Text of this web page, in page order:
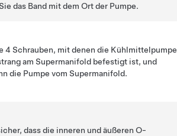
das Band mit dem Ort der Pumpe.
4 Schrauben, mit denen die Kühlmittelpumpe
am Supermanifold befestigt ist, und
die Pumpe vom Supermanifold.
dass die inneren und äußeren O-